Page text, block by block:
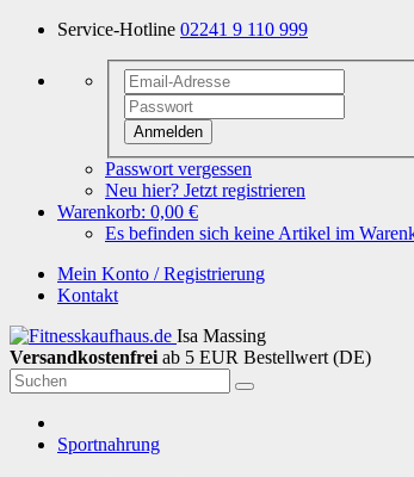
Service-Hotline 02241 9 110 999
Anmelden
Passwort vergessen
Neu hier? Jetzt registrieren
Warenkorb: 0,00 €
Es befinden sich keine Artikel im
Mein Konto / Registrierung
Kontakt
Isa Massing
Versandkostenfrei ab 5 EUR Bestellwert (DE)
Sportnahrung